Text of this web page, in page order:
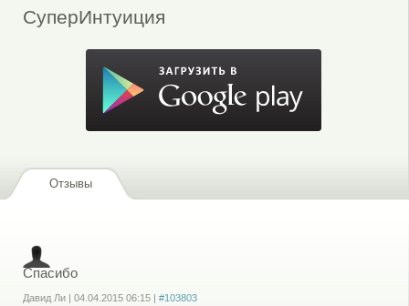
СуперИнтуиция
Отзывы
Спасибо
Давид Ли| 04.04.2015 06:15| #103803